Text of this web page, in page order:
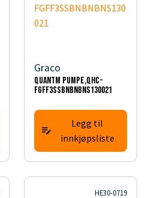
Graco
QUANTM PUMPE,QHC-
FGFF3SSBNBNBNS130021
Legg til
innkjøpsliste
HE30-0719